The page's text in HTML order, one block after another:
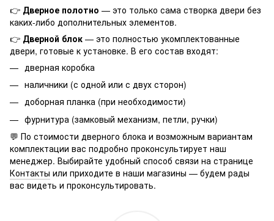
👉 Дверное полотно — это только сама створка двери без
каких-либо дополнительных элементов.
👉 Дверной блок — это полностью укомплектованные
двери, готовые к установке. В его состав входят:
дверная коробка
наличники (с одной или с двух сторон)
доборная планка (при необходимости)
фурнитура (замковый механизм, петли, ручки)
💬 По стоимости дверного блока и возможным вариантам
комплектации вас подробно проконсультирует наш
менеджер. Выбирайте удобный способ связи на странице
Контакты или приходите в наши магазины — будем рады
вас видеть и проконсультировать.